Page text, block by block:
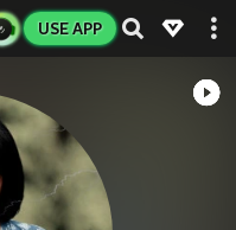
USE APP